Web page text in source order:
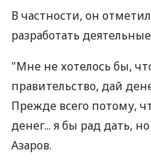
В частности, он
разработать
"Мне не хотелось бы,
правительство, дай
Прежде всего потому,
денег... я бы рад дать,
Азаров.